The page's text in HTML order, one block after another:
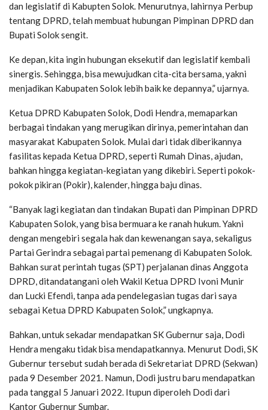
dan legislatif di Kabupten Solok. Menurutnya, lahirnya Perbup
tentang DPRD, telah membuat hubungan Pimpinan DPRD dan
Bupati Solok sengit.
Ke depan, kita ingin hubungan eksekutif dan legislatif kembali
sinergis. Sehingga, bisa mewujudkan cita-cita bersama, yakni
menjadikan Kabupaten Solok lebih baik ke depannya,” ujarnya.
Ketua DPRD Kabupaten Solok, Dodi Hendra, memaparkan
berbagai tindakan yang merugikan dirinya, pemerintahan dan
masyarakat Kabupaten Solok. Mulai dari tidak diberikannya
fasilitas kepada Ketua DPRD, seperti Rumah Dinas, ajudan,
bahkan hingga kegiatan-kegiatan yang dikebiri. Seperti pokok-
pokok pikiran (Pokir), kalender, hingga baju dinas.
“Banyak lagi kegiatan dan tindakan Bupati dan Pimpinan DPRD
Kabupaten Solok, yang bisa bermuara ke ranah hukum. Yakni
dengan mengebiri segala hak dan kewenangan saya, sekaligus
Partai Gerindra sebagai partai pemenang di Kabupaten Solok.
Bahkan surat perintah tugas (SPT) perjalanan dinas Anggota
DPRD, ditandatangani oleh Wakil Ketua DPRD Ivoni Munir
dan Lucki Efendi, tanpa ada pendelegasian tugas dari saya
sebagai Ketua DPRD Kabupaten Solok,” ungkapnya.
Bahkan, untuk sekadar mendapatkan SK Gubernur saja, Dodi
Hendra mengaku tidak bisa mendapatkannya. Menurut Dodi, SK
Gubernur tersebut sudah berada di Sekretariat DPRD (Sekwan)
pada 9 Desember 2021. Namun, Dodi justru baru mendapatkan
pada tanggal 5 Januari 2022. Itupun diperoleh Dodi dari
Kantor Gubernur Sumbar.